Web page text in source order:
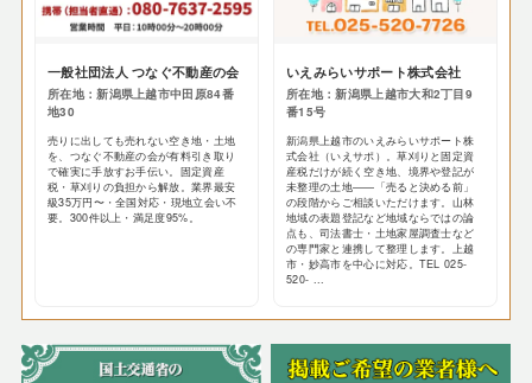
一般社団法人 つなぐ不動産の会
所在地：新潟県上越市中田原84番
地30
売りに出しても売れない空き地・土地
を、つなぐ不動産の会が有料引き取り
で確実に手放すお手伝い。固定資産
税・草刈りの負担から解放。業界最安
級35万円〜・全国対応・現地立会い不
要。300件以上・満足度95%。
いえみらいサポート株式会社
所在地：新潟県上越市大和2丁目9
番15号
新潟県上越市のいえみらいサポート株
式会社（いえサポ）。草刈りと固定資
産税だけが続く空き地、境界や登記が
未整理の土地——「売ると決める前」
の段階からご相談いただけます。山林
地域の表題登記など地域ならではの論
点も、司法書士・土地家屋調査士など
の専門家と連携して整理します。上越
市・妙高市を中心に対応。TEL 025-
520- ...